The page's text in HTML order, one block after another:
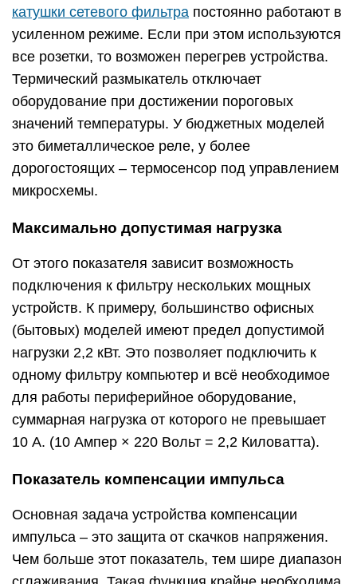
катушки сетевого фильтра постоянно работают в
усиленном режиме. Если при этом используются
все розетки, то возможен перегрев устройства.
Термический размыкатель отключает
оборудование при достижении пороговых
значений температуры. У бюджетных моделей
это биметаллическое реле, у более
дорогостоящих – термосенсор под управлением
микросхемы.
Максимально допустимая нагрузка
От этого показателя зависит возможность
подключения к фильтру нескольких мощных
устройств. К примеру, большинство офисных
(бытовых) моделей имеют предел допустимой
нагрузки 2,2 кВт. Это позволяет подключить к
одному фильтру компьютер и всё необходимое
для работы периферийное оборудование,
суммарная нагрузка от которого не превышает
10 А. (10 Ампер × 220 Вольт = 2,2 Киловатта).
Показатель компенсации импульса
Основная задача устройства компенсации
импульса – это защита от скачков напряжения.
Чем больше этот показатель, тем шире диапазон